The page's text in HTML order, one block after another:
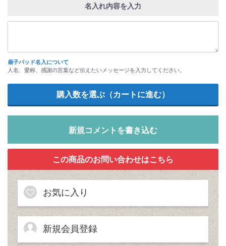
名入れ内容を入力
扇子パッド名入について
人名、愛称、感謝の言葉など伝えたいメッセージを入力してください。
新規コメントを書き込む
お気に入り
新規会員登録